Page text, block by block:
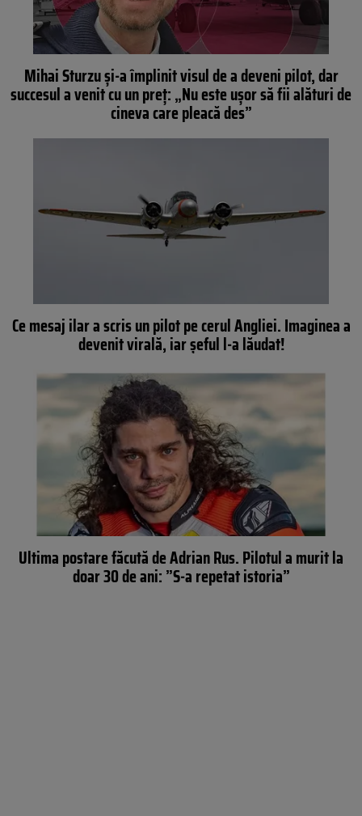
Mihai Sturzu și-a împlinit visul de a deveni pilot, dar
succesul a venit cu un preț: „Nu este ușor să fii alături de
cineva care pleacă des”
Ce mesaj ilar a scris un pilot pe cerul Angliei. Imaginea a
devenit virală, iar șeful l-a lăudat!
Ultima postare făcută de Adrian Rus. Pilotul a murit la
doar 30 de ani: ”S-a repetat istoria”